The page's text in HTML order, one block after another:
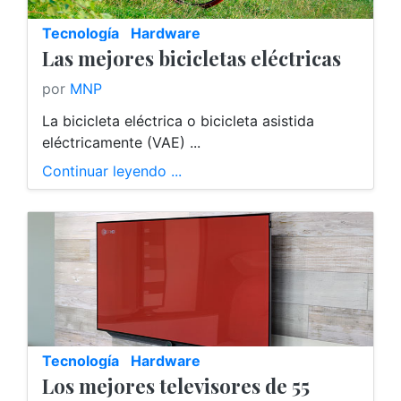
Tecnología Hardware
Las mejores bicicletas eléctricas
por MNP
La bicicleta eléctrica o bicicleta asistida
eléctricamente (VAE) ...
Continuar leyendo ...
Tecnología Hardware
Los mejores televisores de 55